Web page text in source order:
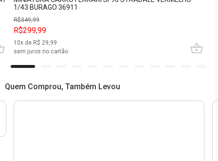
1/43 BURAGO 36911
R$349,99
R$299,99
10x de R$ 29,99
sem juros no cartão
Quem Comprou, Também Levou